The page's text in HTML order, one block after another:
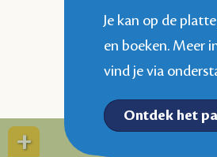
Je kan op de
en boeken. Meer
vind je via
Ontdek het
+